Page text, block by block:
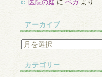
医院の庭 に ベガより
アーカイブ
ア
カ
イ
カテゴリー